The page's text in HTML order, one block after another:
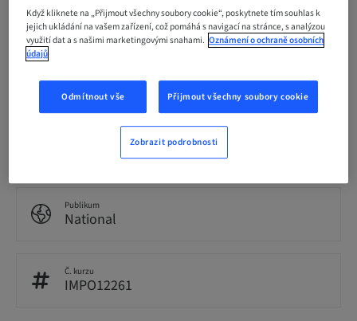
Jazyk
Německy
25.00 Body
In-patient Surgery
Publikum
National
Č. kurzu
IMPO12261
Když kliknete na „Přijmout všechny soubory cookie“, poskytnete tím souhlas k
jejich ukládání na vašem zařízení, což pomáhá s navigací na stránce, s analýzou
využití dat a s našimi marketingovými snahami. Oznámení o ochraně osobních
údajů
Odmítnout vše Přijmout všechny soubory cookie
Zobrazit podrobnosti